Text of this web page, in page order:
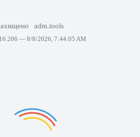
adm.tools
— 8/8/2026, 7:44:05 AM